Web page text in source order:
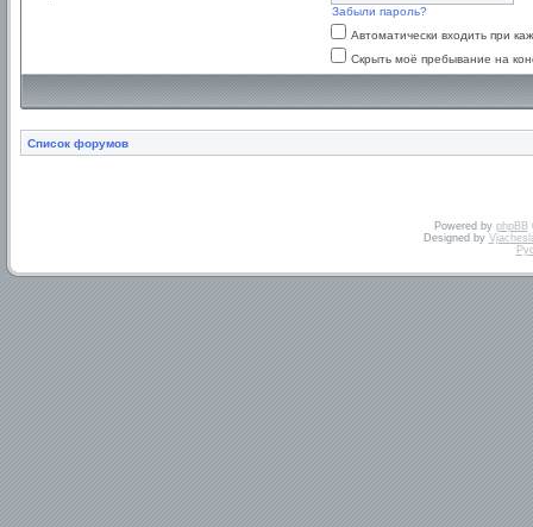
Забыли пароль?
Автоматически входить при
Скрыть моё пребывание на
Список форумов
Powered by phpBB
Designed by